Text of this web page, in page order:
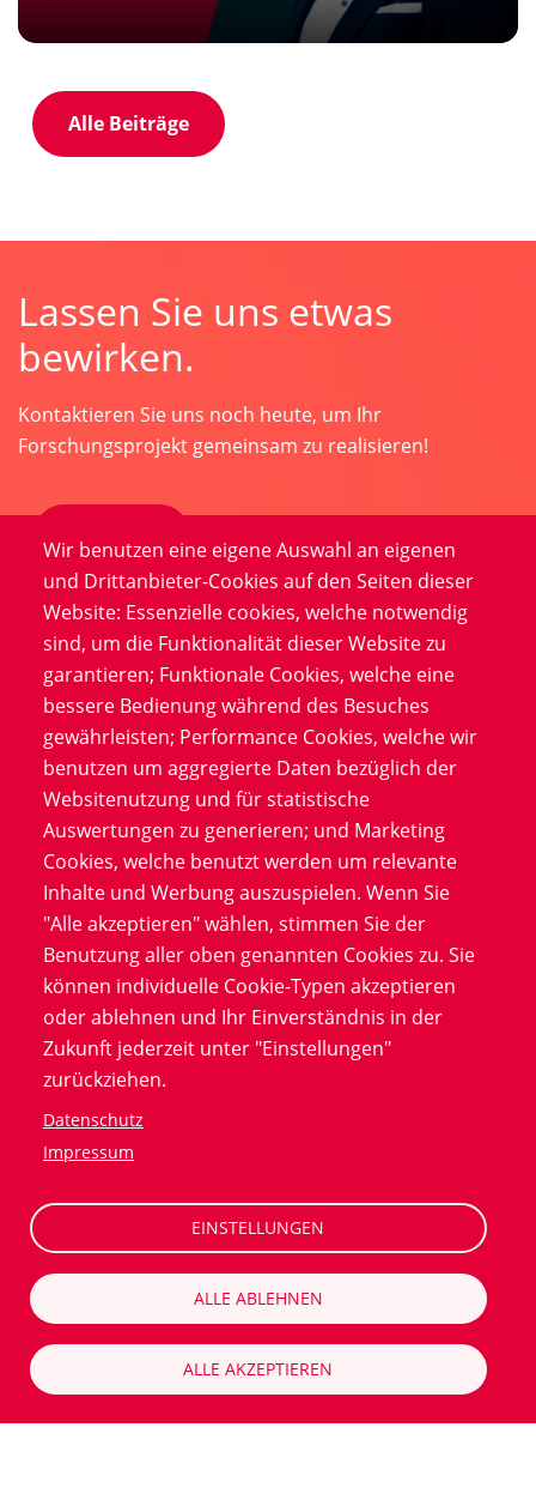
Alle Beiträge
Lassen Sie uns etwas
bewirken.
Kontaktieren Sie uns noch heute, um Ihr
Forschungsprojekt gemeinsam zu realisieren!
Kontakt
Wir benutzen eine eigene Auswahl an eigenen
und Drittanbieter-Cookies auf den Seiten dieser
Website: Essenzielle cookies, welche notwendig
sind, um die Funktionalität dieser Website zu
garantieren; Funktionale Cookies, welche eine
bessere Bedienung während des Besuches
gewährleisten; Performance Cookies, welche wir
benutzen um aggregierte Daten bezüglich der
Websitenutzung und für statistische
Auswertungen zu generieren; und Marketing
Cookies, welche benutzt werden um relevante
Inhalte und Werbung auszuspielen. Wenn Sie
"Alle akzeptieren" wählen, stimmen Sie der
Benutzung aller oben genannten Cookies zu. Sie
können individuelle Cookie-Typen akzeptieren
oder ablehnen und Ihr Einverständnis in der
Zukunft jederzeit unter "Einstellungen"
zurückziehen.
Datenschutz
Impressum
EINSTELLUNGEN
ALLE ABLEHNEN
ALLE AKZEPTIEREN
Product
Service
Software
Information
Datenschutzerklärung
Impressum
LinkedIn
Company
Allgemeine Kontaktanfrage
Über Alcedis
Karriere